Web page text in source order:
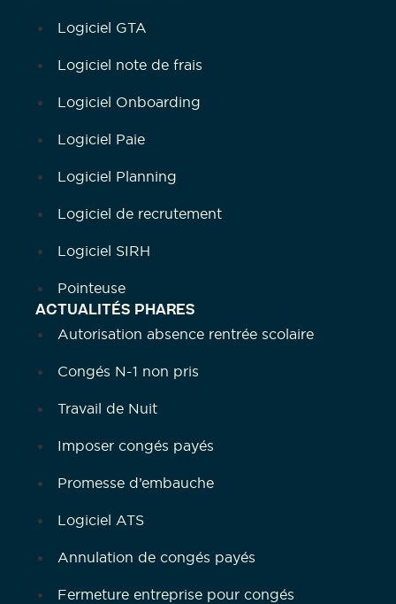
Logiciel GTA
Logiciel note de frais
Logiciel Onboarding
Logiciel Paie
Logiciel Planning
Logiciel de recrutement
Logiciel SIRH
Pointeuse
ACTUALITÉS PHARES
Autorisation absence rentrée scolaire
Congés N-1 non pris
Travail de Nuit
Imposer congés payés
Promesse d’embauche
Logiciel ATS
Annulation de congés payés
Fermeture entreprise pour congés